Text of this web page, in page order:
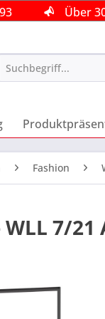
Über
Über
Fashion
7/21
Über